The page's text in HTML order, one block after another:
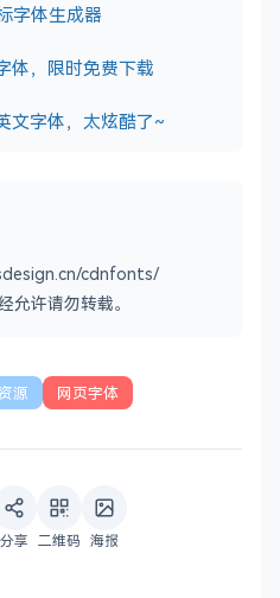
字体生成器
体，限时免费下载
文字体，太炫酷了~
cdnfonts/
允许请勿转载。
源 网页字体
分享 二维码 海报